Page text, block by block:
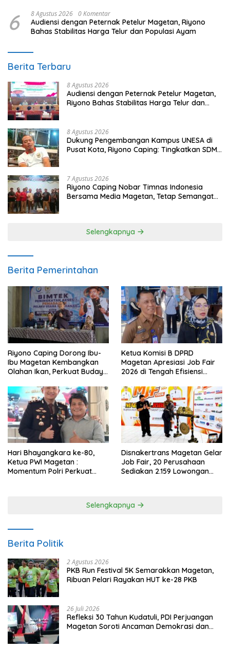
6 8 Agustus 2026 0 Komentar
Audiensi dengan Peternak Petelur Magetan, Riyono
Bahas Stabilitas Harga Telur dan Populasi Ayam
Berita Terbaru
8 Agustus 2026
Audiensi dengan Peternak Petelur Magetan,
Riyono Bahas Stabilitas Harga Telur dan
8 Agustus 2026
Dukung Pengembangan Kampus UNESA di
Pusat Kota, Riyono Caping: Tingkatkan SDM
7 Agustus 2026
Riyono Caping Nobar Timnas Indonesia
Bersama Media Magetan, Tetap Semangat
Selengkapnya
Berita Pemerintahan
Riyono Caping Dorong Ibu-
Ibu Magetan Kembangkan
Olahan Ikan, Perkuat Budaya
Ketua Komisi B DPRD
Magetan Apresiasi Job Fair
2026 di Tengah Efisiensi
Hari Bhayangkara ke-80,
Ketua PWI Magetan :
Momentum Polri Perkuat
Disnakertrans Magetan Gelar
Job Fair, 20 Perusahaan
Sediakan 2.159 Lowongan
Selengkapnya
Berita Politik
2 Agustus 2026
PKB Run Festival 5K Semarakkan Magetan,
Ribuan Pelari Rayakan HUT ke-28 PKB
26 Juli 2026
Refleksi 30 Tahun Kudatuli, PDI Perjuangan
Magetan Soroti Ancaman Demokrasi dan